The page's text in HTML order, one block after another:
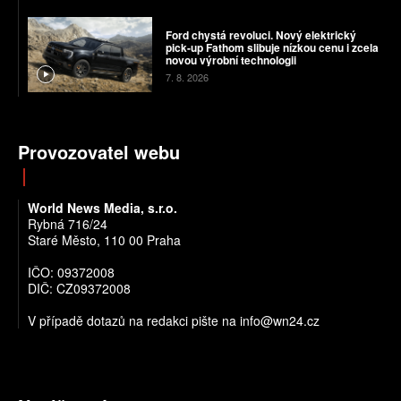
Ford chystá revoluci. Nový elektrický
pick-up Fathom slibuje nízkou cenu i zcela
novou výrobní technologii
7. 8. 2026
Provozovatel webu
World News Media, s.r.o.
Rybná 716/24
Staré Město, 110 00 Praha
IČO: 09372008
DIČ: CZ09372008
V případě dotazů na redakci pište na info@wn24.cz